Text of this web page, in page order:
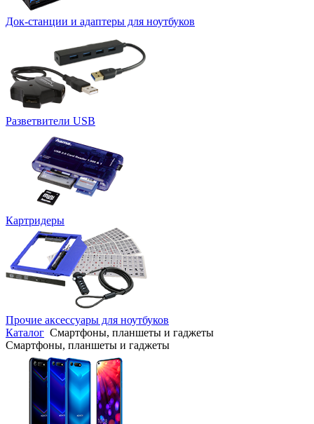
Док-станции и адаптеры для ноутбуков
Разветвители USB
Картридеры
Прочие аксессуары для ноутбуков
Каталог Смартфоны, планшеты и гаджеты
Смартфоны, планшеты и гаджеты